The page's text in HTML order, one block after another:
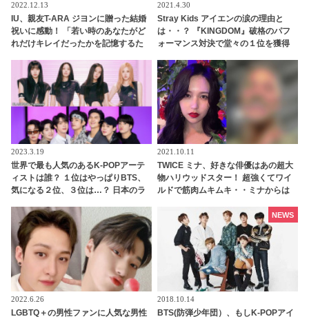
2022.12.13
IU、親友T-ARA ジヨンに贈った結婚
祝いに感動！ 「若い時のあなたがど
れだけキレイだったかを記憶するた
そこに込められた深い愛情に注目
2021.4.30
Stray Kids アイエンの涙の理由と
は・・？ 『KINGDOM』破格のパフ
ォーマンス対決で堂々の１位を獲得
2023.3.19
世界で最も人気のあるK-POPアーテ
ィストは誰？ １位はやっぱりBTS、
気になる２位、３位は…？ 日本のラ
ンクイン！ 各国の個性あふれるデー
タに注目殺到
2021.10.11
TWICE ミナ、好きな俳優はあの超大
物ハリウッドスター！ 超強くてワイ
ルドで筋肉ムキムキ・・ミナからは
トにファンびっくり
2022.6.26
LGBTQ＋の男性ファンに人気な男性
2018.10.14
BTS(防弾少年団）、もしK-POPアイ
NEWS